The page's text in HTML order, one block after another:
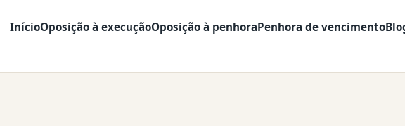
InícioOposição à execuçãoOposição à penhoraPenhora de vencimento